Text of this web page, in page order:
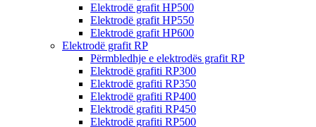
Elektrodë grafit HP500
Elektrodë grafit HP550
Elektrodë grafit HP600
Elektrodë grafit RP
Përmbledhje e elektrodës grafit RP
Elektrodë grafiti RP300
Elektrodë grafiti RP350
Elektrodë grafiti RP400
Elektrodë grafiti RP450
Elektrodë grafiti RP500